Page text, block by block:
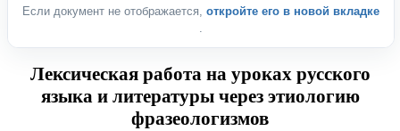
Если документ не отображается, откройте его в новой вкладке
Лексическая работа на уроках русского
языка и литературы через этиологию
фразеологизмов